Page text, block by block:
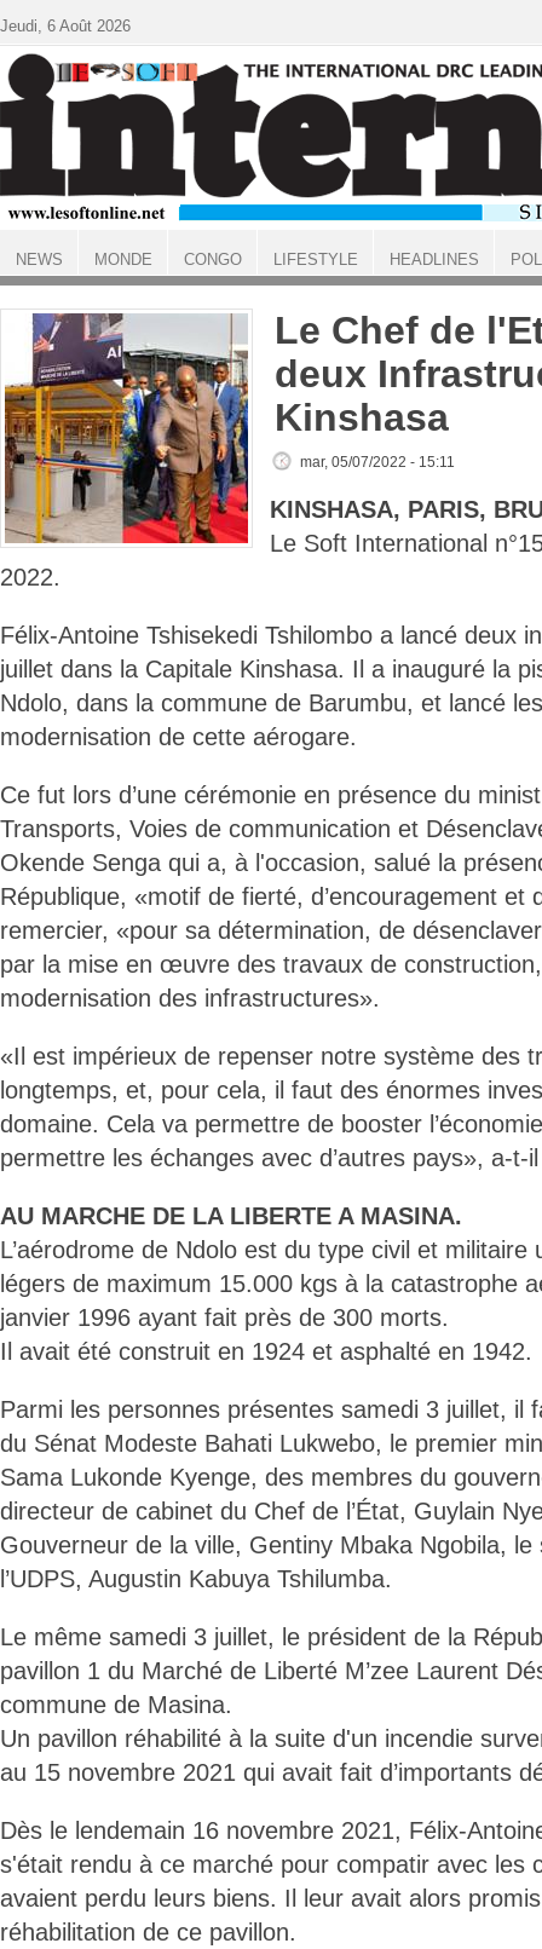
ACCUEIL
Le Chef de
deux
Kinshasa
mar, 05/07/2022 - 15:11
KINSHASA, PARIS,
Le Soft International
2022.
Félix-Antoine Tshisekedi Tshilombo a lancé deux
juillet dans la Capitale Kinshasa. Il a inauguré la
Ndolo, dans la commune de Barumbu, et lancé
modernisation de cette aérogare.
Ce fut lors d’une cérémonie en présence du
Transports, Voies de communication et
Okende Senga qui a, à l'occasion, salué la
République, «motif de fierté, d’encouragement et
remercier, «pour sa détermination, de
par la mise en œuvre des travaux de
modernisation des infrastructures».
«Il est impérieux de repenser notre système des
longtemps, et, pour cela, il faut des énormes
domaine. Cela va permettre de booster
permettre les échanges avec d’autres pays», a-t-
AU MARCHE DE LA LIBERTE A MASINA.
L’aérodrome de Ndolo est du type civil et militaire
légers de maximum 15.000 kgs à la catastrophe
janvier 1996 ayant fait près de 300 morts.
Il avait été construit en 1924 et asphalté en 1942.
Parmi les personnes présentes samedi 3 juillet, il
du Sénat Modeste Bahati Lukwebo, le premier
Sama Lukonde Kyenge, des membres du
directeur de cabinet du Chef de l’État, Guylain
Gouverneur de la ville, Gentiny Mbaka Ngobila,
l’UDPS, Augustin Kabuya Tshilumba.
Le même samedi 3 juillet, le président de la
pavillon 1 du Marché de Liberté M’zee Laurent
commune de Masina.
Un pavillon réhabilité à la suite d'un incendie
au 15 novembre 2021 qui avait fait d’importants
Dès le lendemain 16 novembre 2021, Félix-
s'était rendu à ce marché pour compatir avec les
avaient perdu leurs biens. Il leur avait alors
réhabilitation de ce pavillon.
Jeudi, 6 Août 2026
NEWS MONDE CONGO LIFESTYLE HEADLINES